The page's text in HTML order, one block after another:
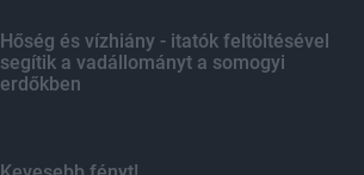
Hőség és vízhiány - itatók feltöltésével
segítik a vadállományt a somogyi
erdőkben